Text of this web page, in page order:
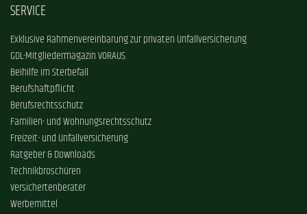
SERVICE
Exklusive Rahmenvereinbarung zur privaten Unfallversicherung
GDL-Mitgliedermagazin VORAUS
Beihilfe im Sterbefall
Berufshaftpflicht
Berufsrechtsschutz
Familien- und Wohnungsrechtsschutz
Freizeit- und Unfallversicherung
Ratgeber & Downloads
Technikbroschüren
Versichertenberater
Werbemittel